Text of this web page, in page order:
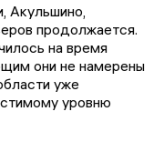
Акульшино,
продолжается.
на время
они не намерены
уже
уровню